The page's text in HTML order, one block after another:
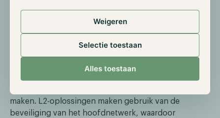
Weigeren
Selectie toestaan
Alles toestaan
Interessante scaling solutions
Bitcoin Layer 2, Stacks
Stacks, gelanceerd in 2018, is een L2-oplossing
bovenop het Bitcoin-netwerk welke het tevens ook
mogelijk maakt om Smart Contracts op Bitcoin te
maken. L2-oplossingen maken gebruik van de
beveiliging van het hoofdnetwerk, waardoor